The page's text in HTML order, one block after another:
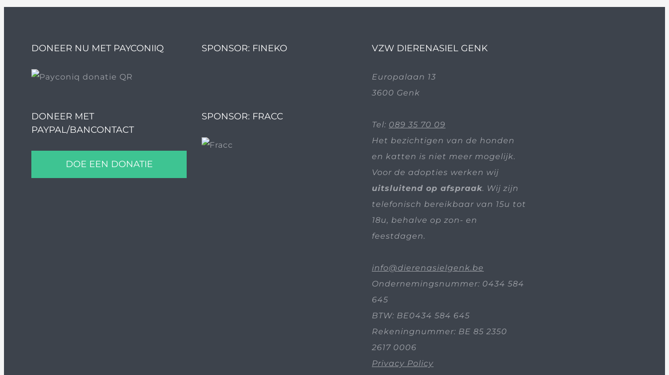
DONEER NU MET PAYCONIIQ
DONEER MET
PAYPAL/BANCONTACT
DOE EEN DONATIE
SPONSOR: FINEKO
SPONSOR: FRACC
VZW DIERENASIEL GENK
Europalaan 13
3600 Genk
Tel: 089 35 70 09
Het bezichtigen van de honden
en katten is niet meer mogelijk.
Voor de adopties werken wij
uitsluitend op afspraak. Wij zijn
telefonisch bereikbaar van 15u tot
18u, behalve op zon- en
feestdagen.
info@dierenasielgenk.be
Ondernemingsnummer: 0434 584
645
BTW: BE0434 584 645
Rekeningnummer: BE 85 2350
2617 0006
Privacy Policy